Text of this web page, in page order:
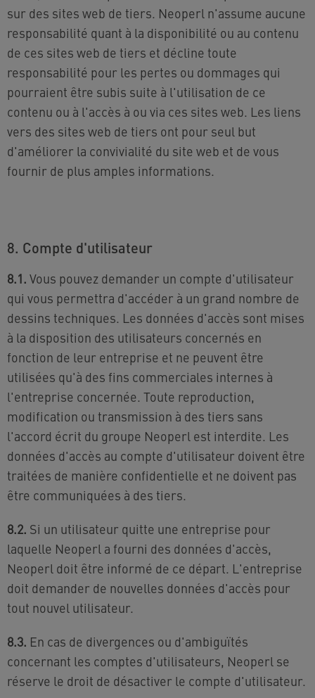
sur des sites web de tiers. Neoperl n'assume aucune
responsabilité quant à la disponibilité ou au contenu
de ces sites web de tiers et décline toute
responsabilité pour les pertes ou dommages qui
pourraient être subis suite à l'utilisation de ce
contenu ou à l'accès à ou via ces sites web. Les liens
vers des sites web de tiers ont pour seul but
d'améliorer la convivialité du site web et de vous
fournir de plus amples informations.
8. Compte d'utilisateur
8.1. Vous pouvez demander un compte d'utilisateur
qui vous permettra d'accéder à un grand nombre de
dessins techniques. Les données d'accès sont mises
à la disposition des utilisateurs concernés en
fonction de leur entreprise et ne peuvent être
utilisées qu'à des fins commerciales internes à
l'entreprise concernée. Toute reproduction,
modification ou transmission à des tiers sans
l'accord écrit du groupe Neoperl est interdite. Les
données d'accès au compte d'utilisateur doivent être
traitées de manière confidentielle et ne doivent pas
être communiquées à des tiers.
8.2. Si un utilisateur quitte une entreprise pour
laquelle Neoperl a fourni des données d'accès,
Neoperl doit être informé de ce départ. L'entreprise
doit demander de nouvelles données d'accès pour
tout nouvel utilisateur.
8.3. En cas de divergences ou d'ambiguïtés
concernant les comptes d'utilisateurs, Neoperl se
réserve le droit de désactiver le compte d'utilisateur.